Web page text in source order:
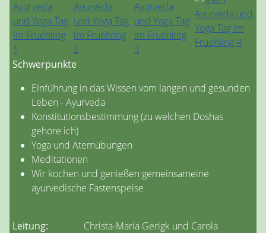
Schwerpunkte
Einführung in das Wissen vom langen und gesunden
Leben - Ayurveda
Konstitutionsbestimmung (zu welchen Doshas
gehöre ich)
Yoga und Atemübungen
Meditationen
Wir kochen und genießen gemeinsameine
ayurvedische Fastenspeise
Leitung: Christa-Maria Gerigk und Carola